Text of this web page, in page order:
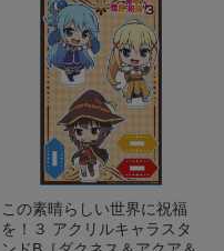
この素晴らしい世界に祝福
を！３ アクリルキャラスタ